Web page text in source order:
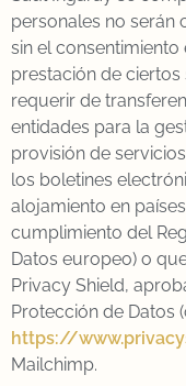
personales no serán
sin el
prestación de
requerir de
entidades para la
provisión de
los boletines
alojamiento en
cumplimiento del
Datos europeo) o
Privacy Shield,
Protección de Datos
https://
Mailchimp.